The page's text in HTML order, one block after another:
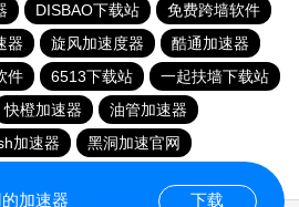
DISBAO下载站
免费跨墙软件
器 旋风加速度器
酷通加速器
件 6513下载站
一起扶墙下载站
快橙加速器
油管加速器
加速器
黑洞加速官网
加速器 下载